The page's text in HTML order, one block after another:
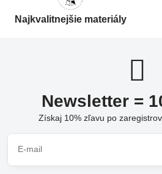
Najkvalitnejšie materiály
Newsletter =
Získaj 10% zľavu po